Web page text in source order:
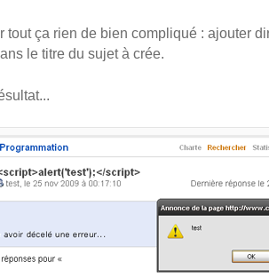
tout ça rien de bien compliqué : ajouter
le titre du sujet à crée.